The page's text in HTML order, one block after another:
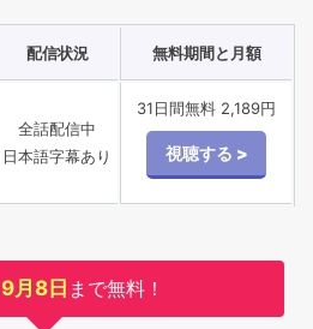
配信状況 無料期間と月額
全話配信中
日本語字幕あり
31日間無料 2,189円
9月8日 まで無料！